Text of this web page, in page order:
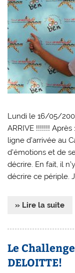
Lundi le 16/05/
ARRIVE !!!!!!!
ligne d’arrivée au
d’émotions et de
décrire. En fait, il
décrire ce périple.
» Lire la suite
Le
DELOITTE!